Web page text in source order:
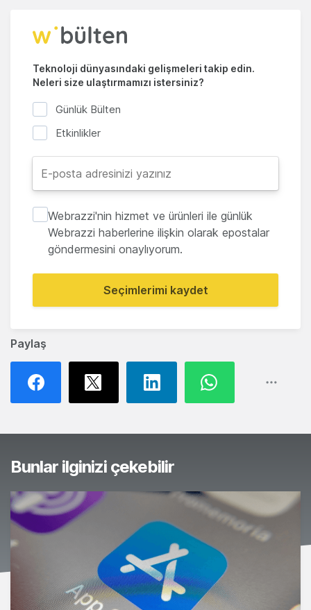
Paylaş
Teknoloji dünyasındaki gelişmeleri takip edin.
Neleri size ulaştırmamızı istersiniz?
Günlük Bülten
Etkinlikler
Webrazzi'nin hizmet ve ürünleri ile günlük
Webrazzi haberlerine ilişkin olarak epostalar
göndermesini onaylıyorum.
Seçimlerimi kaydet
Bunlar ilginizi çekebilir